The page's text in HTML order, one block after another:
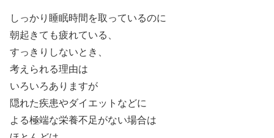
しっかり睡眠時間を取っているのに
朝起きても疲れている、
すっきりしないとき、
考えられる理由は
いろいろありますが
隠れた疾患やダイエットなどに
よる極端な栄養不足がない場合は